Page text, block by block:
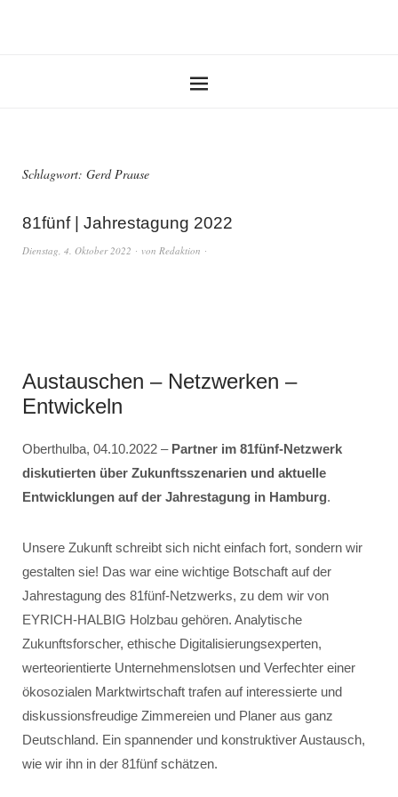
Schlagwort: Gerd Prause
81fünf | Jahrestagung 2022
Dienstag, 4. Oktober 2022 von Redaktion
Austauschen – Netzwerken –
Entwickeln
Oberthulba, 04.10.2022 – Partner im 81fünf-Netzwerk
diskutierten über Zukunftsszenarien und aktuelle
Entwicklungen auf der Jahrestagung in Hamburg.
Unsere Zukunft schreibt sich nicht einfach fort, sondern wir
gestalten sie! Das war eine wichtige Botschaft auf der
Jahrestagung des 81fünf-Netzwerks, zu dem wir von
EYRICH-HALBIG Holzbau gehören. Analytische
Zukunftsforscher, ethische Digitalisierungsexperten,
werteorientierte Unternehmenslotsen und Verfechter einer
ökosozialen Marktwirtschaft trafen auf interessierte und
diskussionsfreudige Zimmereien und Planer aus ganz
Deutschland. Ein spannender und konstruktiver Austausch,
wie wir ihn in der 81fünf schätzen.